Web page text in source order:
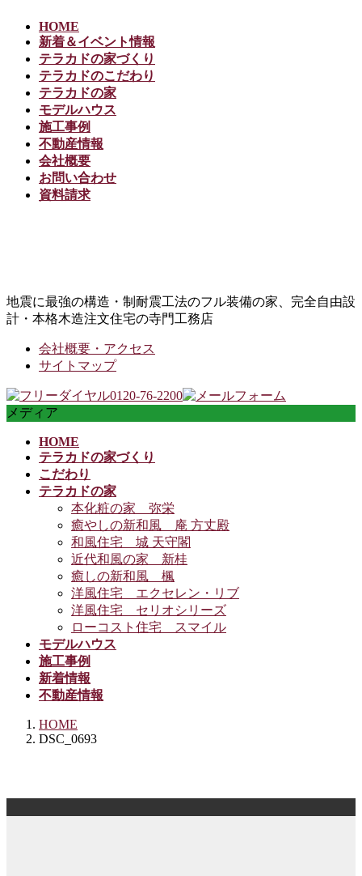
HOME
新着＆イベント情報
テラカドの家づくり
テラカドのこだわり
テラカドの家
モデルハウス
施工事例
不動産情報
会社概要
お問い合わせ
資料請求
地震に最強の構造・制耐震工法のフル装備の家、完全自由設
計・本格木造注文住宅の寺門工務店
会社概要・アクセス
サイトマップ
メディア
HOME
テラカドの家づくり
こだわり
テラカドの家
本化粧の家 弥栄
癒やしの新和風 庵 方丈殿
和風住宅 城 天守閣
近代和風の家 新桂
癒しの新和風 楓
洋風住宅 エクセレン・リブ
洋風住宅 セリオシリーズ
ローコスト住宅 スマイル
モデルハウス
施工事例
新着情報
不動産情報
HOME
DSC_0693